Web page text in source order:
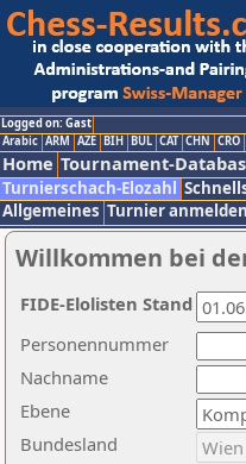
Logged on: Gast
Arabic ARM AZE BIH BUL CAT CHN CRO
Home Tournament-
Turnierschach-Elozahl
Allgemeines Turnier
Willkommen bei
Nachname
Ebene
Personennummer
Bundesland
FIDE-Elolisten Stand